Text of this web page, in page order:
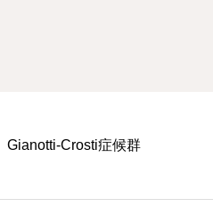
Gianotti-Crosti症候群